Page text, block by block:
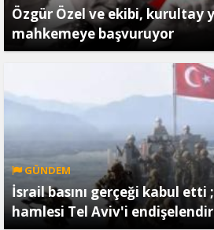
Özgür Özel ve ekibi, kurultay
mahkemeye başvuruyor
GÜNDEM
İsrail basını gerçeği kabul
hamlesi Tel Aviv'i